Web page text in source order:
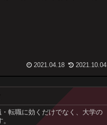
2021.04.18 2021.10.04
転職に効くだけでなく、大学の